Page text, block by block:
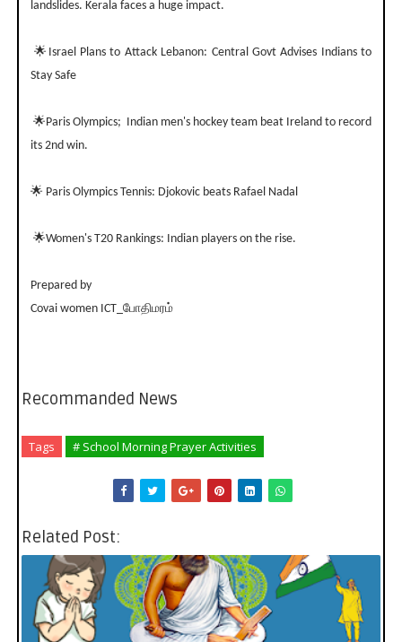
landslides. Kerala faces a huge impact.
🌟Israel Plans to Attack Lebanon: Central Govt Advises Indians to
Stay Safe
🌟Paris Olympics; Indian men's hockey team beat Ireland to record
its 2nd win.
🌟 Paris Olympics Tennis: Djokovic beats Rafael Nadal
🌟Women's T20 Rankings: Indian players on the rise.
Prepared by
Covai women ICT_போதிமரம்
Recommanded News
Tags # School Morning Prayer Activities
Related Post: